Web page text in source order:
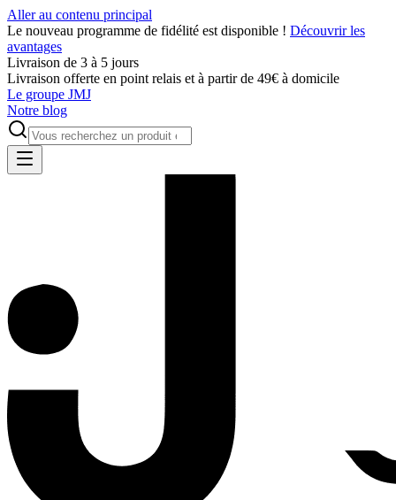
Aller au contenu principal
Le nouveau programme de fidélité est disponible ! Découvrir les
avantages
Livraison de 3 à 5 jours
Livraison offerte en point relais et à partir de 49€ à domicile
Le groupe JMJ
Notre blog